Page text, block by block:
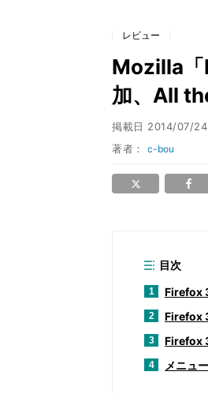
レビュー
Mozilla「
加、All
掲載日 2014/07/
著者：c-bou
目次
1 Firefox
2 Firefox
3 Firefox
4 メニュ